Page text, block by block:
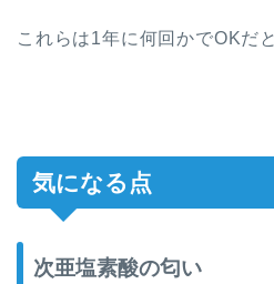
これらは1年に何回かでOKだ
気になる点
次亜塩素酸の匂い